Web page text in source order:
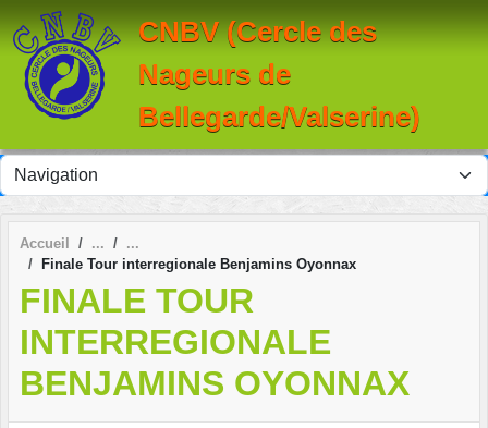
CNBV (Cercle des
Nageurs de
Bellegarde/Valserine)
Accueil
Finale Tour interregionale Benjamins Oyonnax
FINALE TOUR
INTERREGIONALE
BENJAMINS OYONNAX
Panneau de gestion des cookies